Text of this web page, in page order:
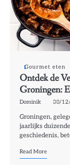
Gourmet eten
Ontdek de
Groningen:
Dominik 30/
Groningen,
jaarlijks
geschiedenis,
Read More